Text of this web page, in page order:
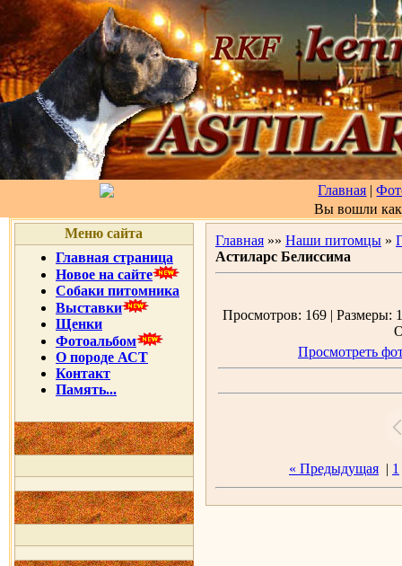
Главная |
Вы вошли
Меню сайта
Главная страница
Новое на сайте
Собаки питомника
Выставки
Щенки
Фотоальбом
О породе АСТ
Контакт
Память...
Главная »» Наши питомцы »
Астиларс Белиссима
Просмотров: 169 | Размеры:
Просмотреть
« Предыдущая | 1